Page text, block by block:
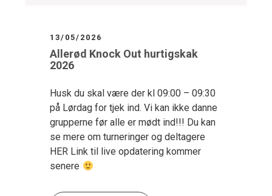
13/05/2026
Allerød Knock Out hurtigskak
2026
Husk du skal være der kl 09:00 – 09:30
på Lørdag for tjek ind. Vi kan ikke danne
grupperne før alle er mødt ind!!! Du kan
se mere om turneringer og deltagere
HER Link til live opdatering kommer
senere